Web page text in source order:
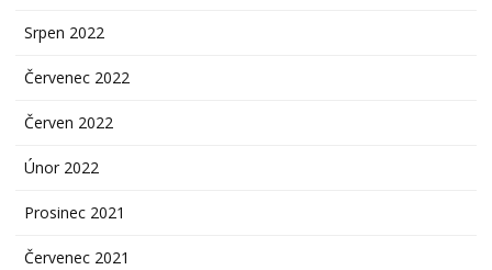
Srpen 2022
Červenec 2022
Červen 2022
Únor 2022
Prosinec 2021
Červenec 2021